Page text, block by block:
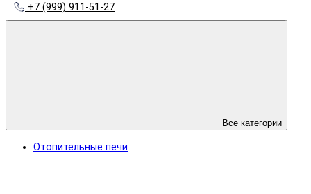
+7 (999) 911-51-27
Все категории
Отопительные печи